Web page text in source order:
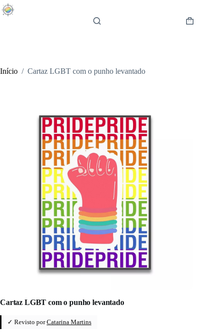
Pular
para
Carrinho
Início / Cartaz LGBT com o punho levantado
Cartaz LGBT com o punho levantado
✓ Revisto porCatarina Martins